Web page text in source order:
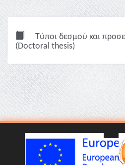
Τύποι δεσμού και
(Doctoral thesis)